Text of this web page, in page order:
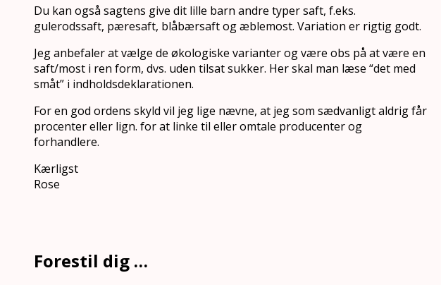
Du kan også sagtens give dit lille barn andre typer saft, f.eks.
gulerodssaft, pæresaft, blåbærsaft og æblemost. Variation er rigtig godt.
Jeg anbefaler at vælge de økologiske varianter og være obs på at være en
saft/most i ren form, dvs. uden tilsat sukker. Her skal man læse “det med
småt” i indholdsdeklarationen.
For en god ordens skyld vil jeg lige nævne, at jeg som sædvanligt aldrig får
procenter eller lign. for at linke til eller omtale producenter og
forhandlere.
Kærligst
Rose
Forestil dig …